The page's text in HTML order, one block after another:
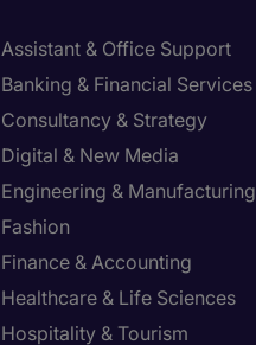
Assistant & Office Support
Banking & Financial Services
Consultancy & Strategy
Digital & New Media
Engineering & Manufacturing
Fashion
Finance & Accounting
Healthcare & Life Sciences
Hospitality & Tourism